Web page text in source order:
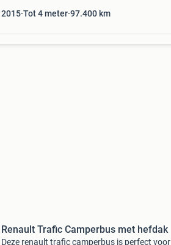
2015 Tot 4 meter 97.400 km
Renault Trafic Camperbus met hefdak
Deze renault trafic camperbus is perfect voor